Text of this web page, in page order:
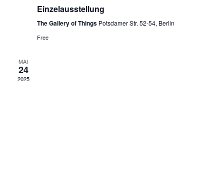
Einzelausstellung
The Gallery of Things Potsdamer Str. 52-54, Berlin
Free
MAI
24
2025